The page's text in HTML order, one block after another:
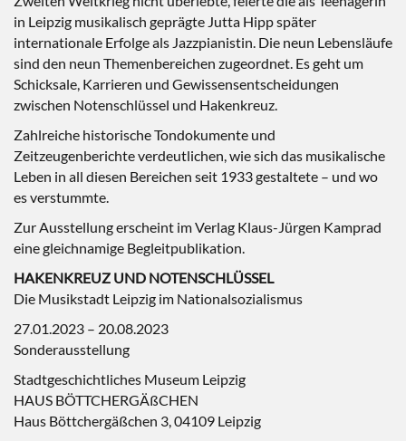
in Leipzig musikalisch geprägte Jutta Hipp später
internationale Erfolge als Jazzpianistin. Die neun Lebensläufe
sind den neun Themenbereichen zugeordnet. Es geht um
Schicksale, Karrieren und Gewissensentscheidungen
zwischen Notenschlüssel und Hakenkreuz.
Zahlreiche historische Tondokumente und
Zeitzeugenberichte verdeutlichen, wie sich das musikalische
Leben in all diesen Bereichen seit 1933 gestaltete – und wo
es verstummte.
Zur Ausstellung erscheint im Verlag Klaus-Jürgen Kamprad
eine gleichnamige Begleitpublikation.
HAKENKREUZ UND NOTENSCHLÜSSEL
Die Musikstadt Leipzig im Nationalsozialismus
27.01.2023 – 20.08.2023
Sonderausstellung
Stadtgeschichtliches Museum Leipzig
HAUS BÖTTCHERGÄßCHEN
Haus Böttchergäßchen 3, 04109 Leipzig